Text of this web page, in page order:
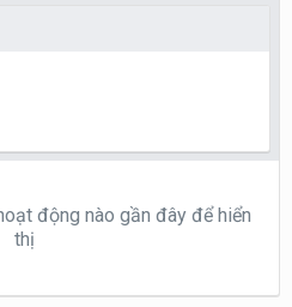
động nào gần đây để hiển
thị